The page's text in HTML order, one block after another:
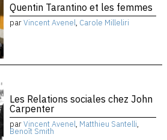
Quentin Tarantino et les femmes
parVincent Avenel, Carole Milleliri
Les Relations sociales chez John
Carpenter
parVincent Avenel, Matthieu Santelli,
Benoît Smith